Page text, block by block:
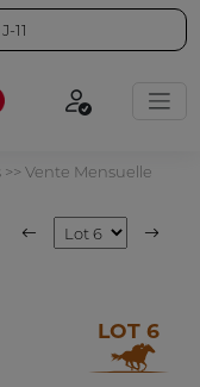
J-11
>> Vente Mensuelle
LOT 6